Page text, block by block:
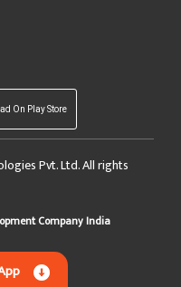
On Play Store
Pvt. Ltd. All rights
Company India